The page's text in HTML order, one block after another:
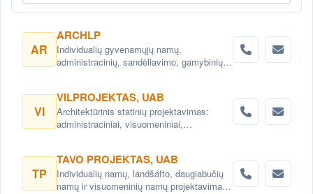
AR
ARCHLP
Individualių gyvenamųjų namų,
administracinių, sandėliavimo, gamybinių
projektavimas Vilnius. Namų projektavimo
paslaugos Vilnius.
VI
VILPROJEKTAS, UAB
Architektūrinis statinių projektavimas:
administraciniai, visuomeniniai,
konsultacijos. Teritorijų planavimas,
detalieji planai. Urbanistiniai,
architektūriniai ir kraštovaizdžio projektai
TP
TAVO PROJEKTAS, UAB
Individualių namų, landšafto, daugiabučių
namų ir visuomeninių namų projektavimas.